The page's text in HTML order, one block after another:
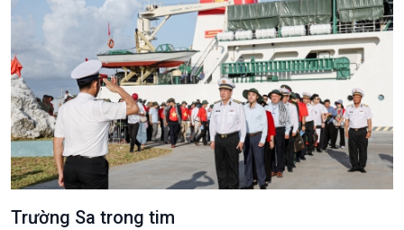
Trường Sa trong tim